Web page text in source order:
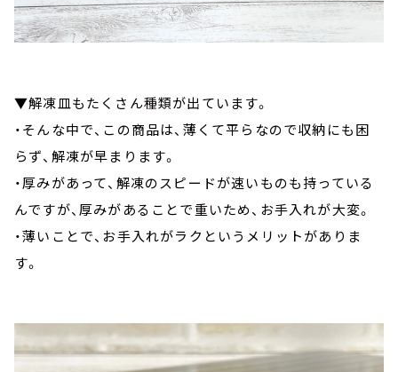
▼解凍皿もたくさん種類が出ています。
・そんな中で、この商品は、薄くて平らなので収納にも困
らず、解凍が早まります。
・厚みがあって、解凍のスピードが速いものも持っている
んですが、厚みがあることで重いため、お手入れが大変。
・薄いことで、お手入れがラクというメリットがありま
す。